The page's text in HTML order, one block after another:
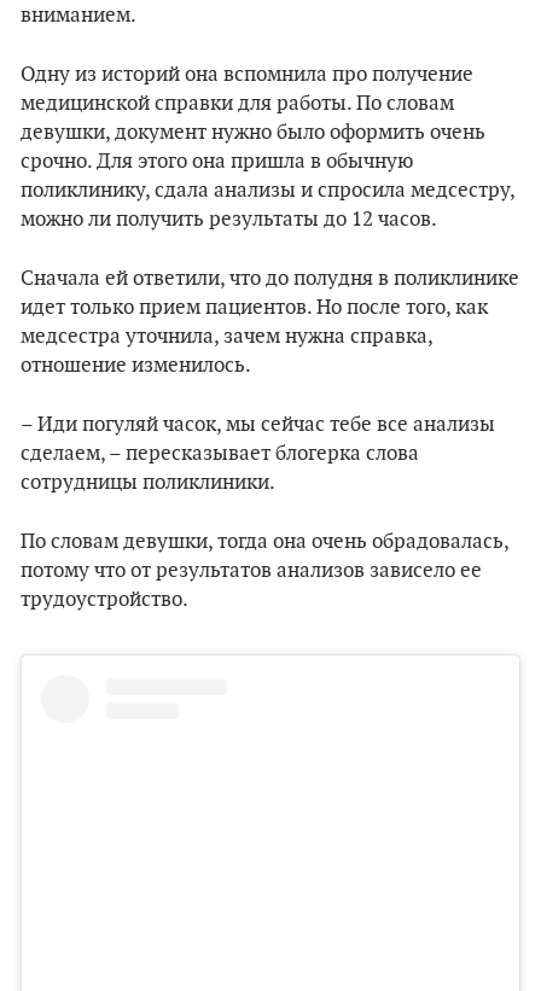
вниманием.
Одну из историй она вспомнила про получение
медицинской справки для работы. По словам
девушки, документ нужно было оформить очень
срочно. Для этого она пришла в обычную
поликлинику, сдала анализы и спросила медсестру,
можно ли получить результаты до 12 часов.
Сначала ей ответили, что до полудня в поликлинике
идет только прием пациентов. Но после того, как
медсестра уточнила, зачем нужна справка,
отношение изменилось.
– Иди погуляй часок, мы сейчас тебе все анализы
сделаем, – пересказывает блогерка слова
сотрудницы поликлиники.
По словам девушки, тогда она очень обрадовалась,
потому что от результатов анализов зависело ее
трудоустройство.